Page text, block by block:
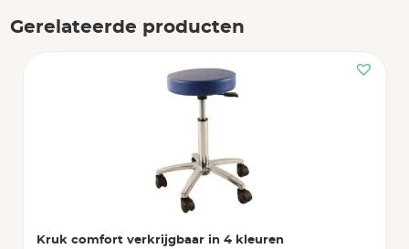
Gerelateerde producten
Kruk comfort verkrijgbaar in 4 kleuren